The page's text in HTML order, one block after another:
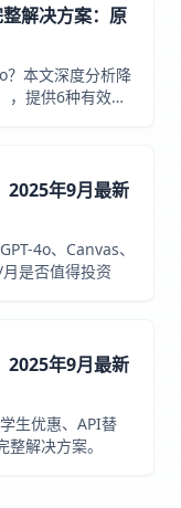
解决方案：原
？本文深度分析降
，提供6种有效解
2025年9月最新
4o、Canvas、
是否值得投资
2025年9月最新
生优惠、API替
解决方案。